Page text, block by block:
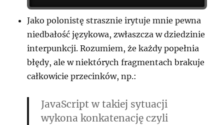
Jako polonistę strasznie irytuje mnie pewna
niedbałość językowa, zwłaszcza w dziedzinie
interpunkcji. Rozumiem, że każdy popełnia
błędy, ale w niektórych fragmentach brakuje
całkowicie przecinków, np.:
JavaScript w takiej sytuacji
wykona konkatenację czyli